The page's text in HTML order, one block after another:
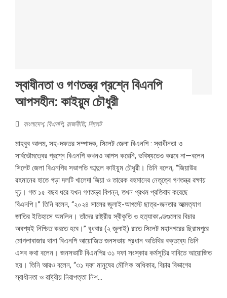
স্বাধীনতা ও গণতন্ত্র প্রশ্নে বিএনপি
আপসহীন: কাইয়ুম চৌধুরী
বাংলাদেশ, বিএনপি, রাজনীতি, সিলেট
মাহবুব আলম, সহ-দফতর সম্পাদক, সিলেট জেলা বিএনপি : স্বাধীনতা ও
সার্বভৌমত্বের প্রশ্নে বিএনপি কখনও আপস করেনি, ভবিষ্যতেও করবে না—বলেন
সিলেট জেলা বিএনপির সভাপতি আব্দুল কাইয়ুম চৌধুরী। তিনি বলেন, “জিয়াউর
রহমানের হাতে গড়া দলটি খালেদা জিয়া ও তারেক রহমানের নেতৃত্বে গণতন্ত্র রক্ষায়
দৃঢ়। গত ১৫ বছর ধরে যখন গণতন্ত্র বিপন্ন, তখন প্রথম প্রতিবাদ করেছে
বিএনপি।” তিনি বলেন, “২০২৪ সালের জুলাই-আগস্টে ছাত্র-জনতার আত্মত্যাগ
জাতির ইতিহাসে অমলিন। তাঁদের রাষ্ট্রীয় স্বীকৃতি ও হত্যাকাণ্ডগুলোর বিচার
অবশ্যই নিশ্চিত করতে হবে।” বুধবার (২ জুলাই) রাতে সিলেট মহানগরের ছিরামপুরে
মোগলাবাজার থানা বিএনপি আয়োজিত জনসভায় প্রধান অতিথির বক্তব্যে তিনি
এসব কথা বলেন। জনসভাটি বিএনপির ৩১ দফা সংস্কার কর্মসূচির দাবিতে আয়োজিত
হয়। তিনি আরও বলেন, “৩১ দফা মানুষের মৌলিক অধিকার, বিচার বিভাগের
স্বাধীনতা ও রাষ্ট্রীয় নিরাপত্তা নিশ...